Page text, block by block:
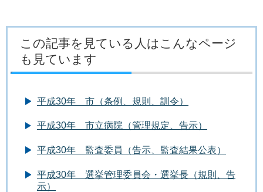
この記事を見ている人はこんなページ
も見ています
平成30年 市（条例、規則、訓令）
平成30年 市立病院（管理規定、告示）
平成30年 監査委員（告示、監査結果公表）
平成30年 選挙管理委員会・選挙長（規則、告
示）